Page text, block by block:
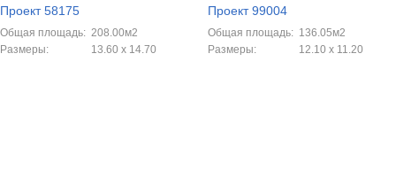
Проект 58175
Общая площадь: 208.00м2
Размеры:
13.60 х 14.70
Проект 99004
Общая площадь: 136.05м2
Размеры:
12.10 х 11.20